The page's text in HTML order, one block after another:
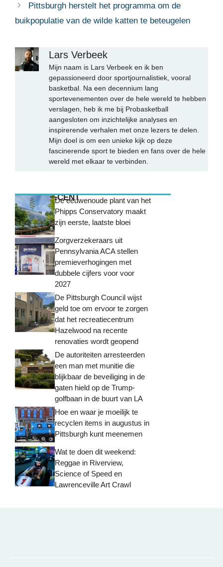
Pittsburgh herstelt het programma om de
buikpopulatie van de wilde katten te beteugelen
Lars Verbeek
Mijn naam is Lars Verbeek en ik ben
gepassioneerd door sportjournalistiek, vooral
basketbal. Na een decennium lang
sportevenementen over de hele wereld te hebben
verslagen, heb ik me bij Probasketball
aangesloten om inzichtelijke analyses en
inspirerende verhalen met onze lezers te delen.
Mijn doel is om een unieke kijk op deze
fascinerende sport te bieden en fans over de hele
wereld met elkaar te verbinden.
MEEST RECENTDe eeuwenoude plant van het
Phipps Conservatory maakt
zijn eerste, laatste bloei
Zorgverzekeraars uit
Pennsylvania ACA stellen
premieverhogingen met
dubbele cijfers voor voor
2027
De Pittsburgh Council wijst
geld toe om ervoor te zorgen
dat het recreatiecentrum
Hazelwood na recente
renovaties wordt geopend
De autoriteiten arresteerden
een man met munitie die
blijkbaar de beveiliging in de
gaten hield op de Trump-
golfbaan in de buurt van LA
Hoe en waar je moeilijk te
recyclen items in augustus in
Pittsburgh kunt meenemen
Wat te doen dit weekend:
Reggae in Riverview,
Science of Speed ​​en
Lawrenceville Art Crawl